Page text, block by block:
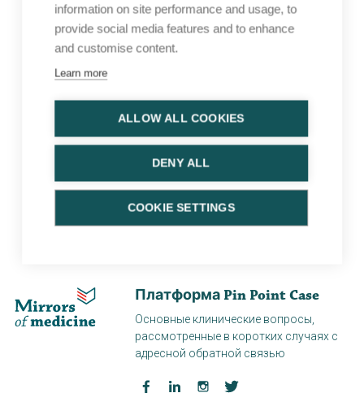
Neurofibromatosis type 1
Адрес электронной почты
Фамилия*
Подписаться
Подписка означает, что вы соглашаетесь с нашей
Платформа Pin Point Case
Основные клинические вопросы,
рассмотренные в коротких случаях с
адресной обратной связью
information on site performance and usage, to
provide social media features and to enhance
and customise content.
Learn more
ALLOW ALL COOKIES
DENY ALL
COOKIE SETTINGS